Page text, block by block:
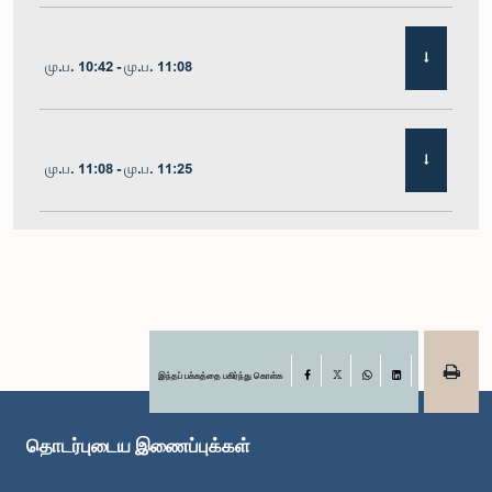
மு.ப. 10:42 - மு.ப. 11:08
மு.ப. 11:08 - மு.ப. 11:25
மு.ப. 11:48 - பி.ப. 12:05இந்தப் பக்கத்தை பகிர்ந்து கொள்க Facebook
LinkedIn
தொடர்புடைய இணைப்புக்கள்